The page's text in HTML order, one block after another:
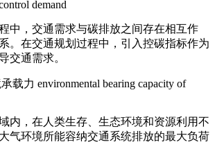
demand
中，交通需求与碳排放之间存在相互作
。在交通规划过程中，引入控碳指标作为
交通需求。
载力 environmental bearing capacity of
内，在人类生存、生态环境和资源利用不
气环境所能容纳交通系统排放的最大负荷